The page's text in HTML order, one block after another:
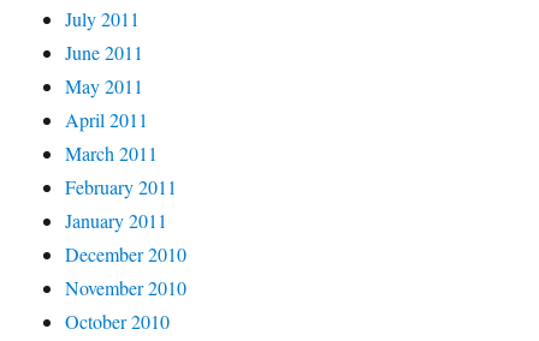
July 2011
June 2011
May 2011
April 2011
March 2011
February 2011
January 2011
December 2010
November 2010
October 2010